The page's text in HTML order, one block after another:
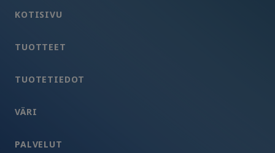
KOTISIVU
TUOTTEET
TUOTETIEDOT
VÄRI
PALVELUT